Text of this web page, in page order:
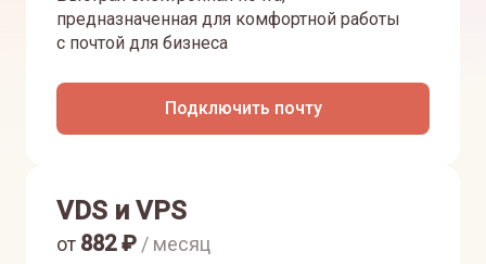
предназначенная для комфортной работы
с почтой для бизнеса
Подключить почту
VDS и VPS
от 882₽ / месяц